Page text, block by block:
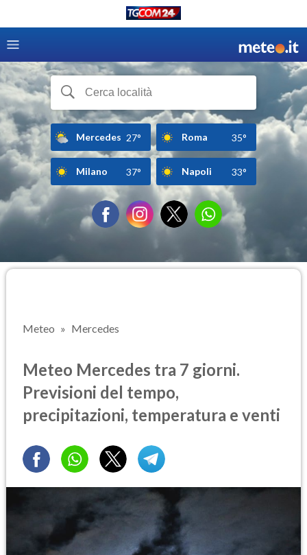
Mercedes 27° Roma 35°
Milano 37° Napoli 33°
Meteo Mercedes
Meteo Mercedes tra 7 giorni.
Previsioni del tempo,
precipitazioni, temperatura e venti